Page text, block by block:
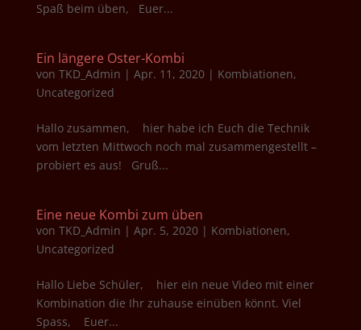
Spaß beim üben, Euer...
Ein längere Oster-Kombi
von TKD_Admin | Apr. 11, 2020| Kombiationen,
Uncategorized
Hallo zusammen, hier habe ich Euch die Technik
vom letzten Mittwoch noch mal zusammengestellt –
probiert es aus! Gruß...
Eine neue Kombi zum üben
von TKD_Admin | Apr. 5, 2020| Kombiationen,
Uncategorized
Hallo Liebe Schüler, hier ein neue Video mit einer
Kombination die Ihr zuhause einüben könnt. Viel
Spass, Euer...